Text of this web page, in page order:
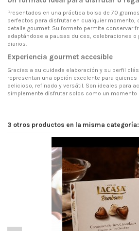
Presentados en una práctica bolsa de 70
perfectos para disfrutar en cualquier momento,
detalle gourmet. Su formato permite conservar
adaptándose a pausas dulces, celebraciones o
diarios.
Experiencia gourmet accesible
Gracias a su cuidada elaboración y su perfil
representan una opción excelente para
delicioso, refinado y versátil. Son ideales para
simplemente disfrutar solos como un momento
3 otros productos en la misma categoría: